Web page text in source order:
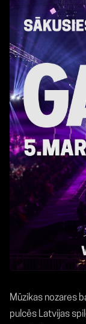
Mūzikas nozares
pulcēs Latvijas